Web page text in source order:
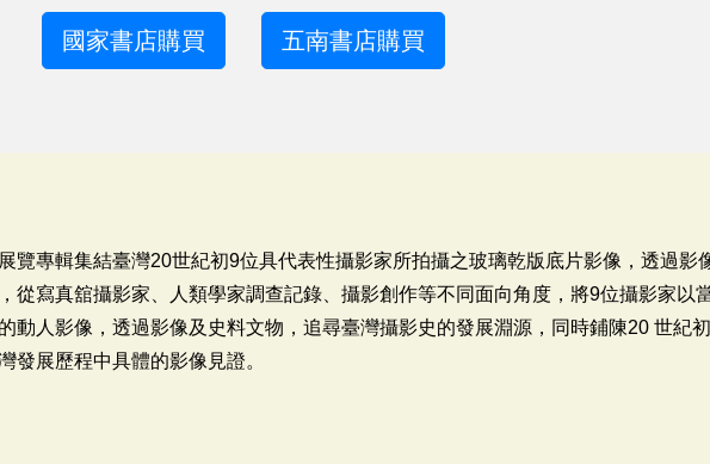
國家書店購買 五南書店購買
覽專輯集結臺灣20世紀初9位具代表性攝影家所拍攝之玻璃乾版底片影像，透過影
從寫真舘攝影家、人類學家調查記錄、攝影創作等不同面向角度，將9位攝影家以
動人影像，透過影像及史料文物，追尋臺灣攝影史的發展淵源，同時鋪陳20 世紀
發展歷程中具體的影像見證。